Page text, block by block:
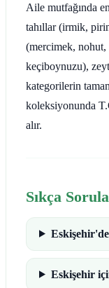
Aile mutfağında
tahıllar (irmik,
(mercimek,
keçiboynuzu),
kategorilerin
koleksiyonunda
alır.
Sıkça
Eskişehir